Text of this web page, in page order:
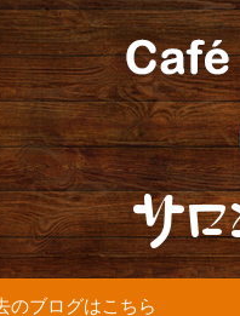
フェ』より最
のブログはこちら